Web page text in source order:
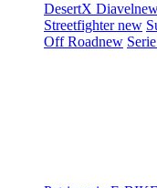
DesertX Diavel
Streetfighternew
Off Roadnew